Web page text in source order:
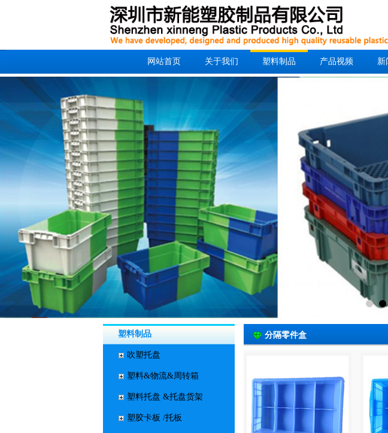
网站首页 关于我们 塑料制品 产品视频 新
塑料制品
吹塑托盘
塑料&物流&周转箱
塑料托盘 &托盘货架
塑胶卡板 /托板
分隔零件盒